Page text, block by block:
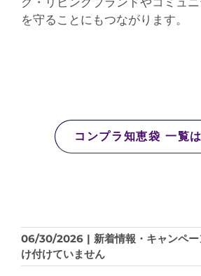
を守ることにもつながります。
コンプラ知恵袋 一覧
06/30/2026 | 新着情報・キャンペ
け付けていません